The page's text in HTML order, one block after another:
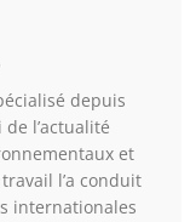
depuis
l’actualité
et
l’a conduit
internationales